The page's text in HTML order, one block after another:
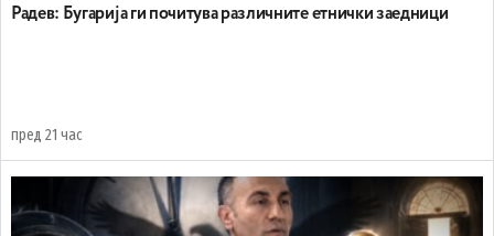
Радев: Бугарија ги почитува различните етнички заедници
пред 21 час